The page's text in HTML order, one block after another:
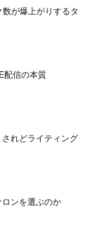
が爆上がりするタ
配信の本質
されどライティング
ロンを選ぶのか